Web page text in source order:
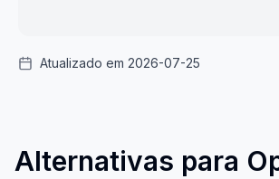
Atualizado em 2026-07-25
Alternativas para